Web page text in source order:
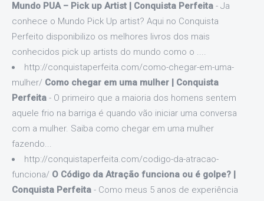
Mundo PUA – Pick up Artist | Conquista Perfeita - Ja
conhece o Mundo Pick Up artist? Aqui no Conquista
Perfeito disponibilizo os melhores livros dos mais
conhecidos pick up artists do mundo como o ....
http://conquistaperfeita.com/como-chegar-em-uma-
mulher/ Como chegar em uma mulher | Conquista
Perfeita - O primeiro que a maioria dos homens sentem
aquele frio na barriga é quando vão iniciar uma conversa
com a mulher. Saiba como chegar em uma mulher
fazendo...
http://conquistaperfeita.com/codigo-da-atracao-
funciona/ O Código da Atração funciona ou é golpe? |
Conquista Perfeita - Como meus 5 anos de experiência